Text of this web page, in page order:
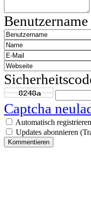
Benutzername
Captcha
Automatisch
Updates abonnieren